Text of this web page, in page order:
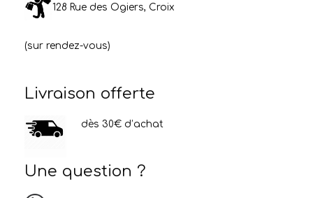
128 Rue des Ogiers, Croix
(sur rendez-vous)
Livraison offerte
dès 30€ d’achat
Une question ?